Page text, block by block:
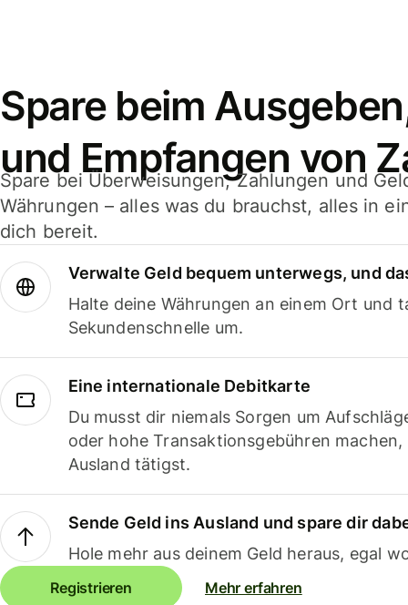
Spare beim
und Empfangen von
Spare bei Überweisungen, Zahlungen und
Währungen – alles was du brauchst, alles in
dich bereit.
Verwalte Geld bequem unterwegs, und
Halte deine Währungen an einem Ort und
Sekundenschnelle um.
Eine internationale Debitkarte
Du musst dir niemals Sorgen um
oder hohe Transaktionsgebühren
Ausland tätigst.
Sende Geld ins Ausland und spare dir
Hole mehr aus deinem Geld heraus, egal
Registrieren Mehr erfahren